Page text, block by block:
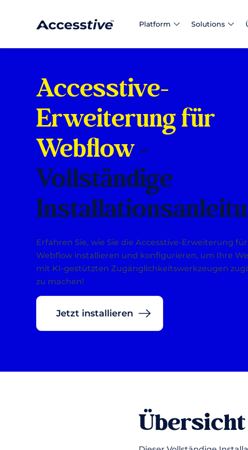
Platform Solutions
Accesstive-
Erweiterung für
Webflow-
Vollständige
Erfahren Sie, wie Sie die Accesstive-Erweiterung für
Webflow installieren und konfigurieren, um Ihre
mit KI-gestützten Zugänglichkeitswerkzeugen
zu machen!
Jetzt installieren
Übersicht